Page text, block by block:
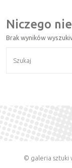
Niczego
Brak wyników
© galeria sztuki